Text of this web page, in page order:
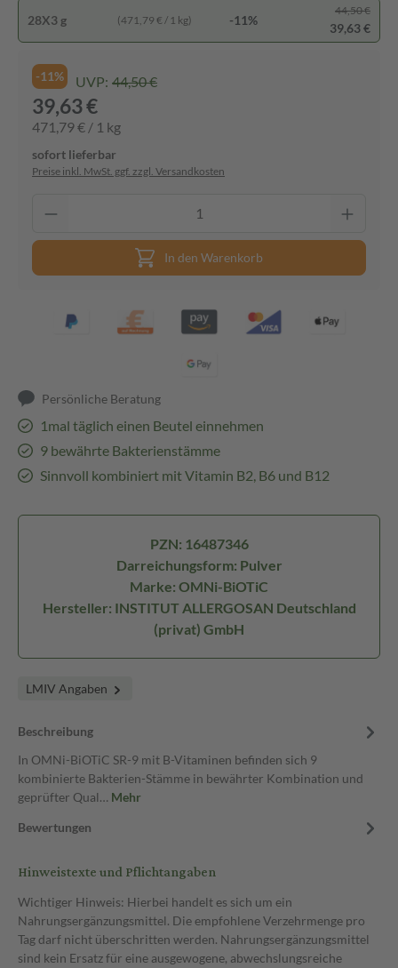
28X3 g (471,79 € / 1 kg) -11%
44,50 €
39,63 €
-11% UVP: 44,50 €
39,63 €
471,79 € / 1 kg
sofort lieferbar
Preise inkl. MwSt. ggf. zzgl. Versandkosten
In den Warenkorb
Persönliche Beratung
1mal täglich einen Beutel einnehmen
9 bewährte Bakterienstämme
Sinnvoll kombiniert mit Vitamin B2, B6 und B12
PZN: 16487346
Darreichungsform: Pulver
Marke: OMNi-BiOTiC
Hersteller: INSTITUT ALLERGOSAN Deutschland
(privat) GmbH
LMIV Angaben
Beschreibung
In OMNi-BiOTiC SR-9 mit B-Vitaminen befinden sich 9
kombinierte Bakterien-Stämme in bewährter Kombination und
geprüfter Qual… Mehr
Bewertungen
Hinweistexte und Pflichtangaben
Wichtiger Hinweis: Hierbei handelt es sich um ein
Nahrungsergänzungsmittel. Die empfohlene Verzehrmenge pro
Tag darf nicht überschritten werden. Nahrungsergänzungsmittel
sind kein Ersatz für eine ausgewogene, abwechslungsreiche